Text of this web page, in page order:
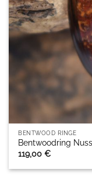
BENTWOOD RINGE
Bentwoodring
119,00€